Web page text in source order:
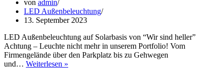
von admin
LED Außenbeleuchtung
13. September 2023
LED Außenbeleuchtung auf Solarbasis von “Wir sind heller”
Achtung – Leuchte nicht mehr in unserem Portfolio! Vom
Firmengelände über den Parkplatz bis zu Gehwegen
und… Weiterlesen »